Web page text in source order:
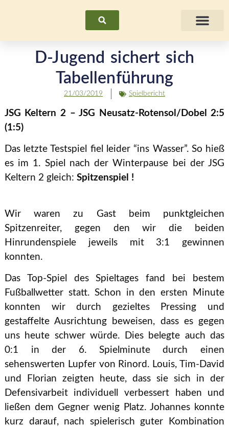
Suchen
D-Jugend sichert sich
Tabellenführung
21/03/2019 Spielbericht
JSG Keltern 2 – JSG Neusatz-Rotensol/Dobel 2:5
(1:5)
Das letzte Testspiel fiel leider “ins Wasser”. So hieß
es im 1. Spiel nach der Winterpause bei der JSG
Keltern 2 gleich: Spitzenspiel !
Wir waren zu Gast beim punktgleichen
Spitzenreiter, gegen den wir die beiden
Hinrundenspiele jeweils mit 3:1 gewinnen
konnten.
Das Top-Spiel des Spieltages fand bei bestem
Fußballwetter statt. Schon in den ersten Minute
konnten wir durch gezieltes Pressing und
gestaffelte Ausrichtung beweisen, dass es gegen
uns heute schwer würde. Dies belegte auch das
0:1 in der 6. Spielminute durch einen
sehenswerten Lupfer von Rinord. Louis, Tim-David
und Florian zeigten heute, dass sie sich in der
Defensivarbeit individuell verbessert haben und
ließen dem Gegner wenig Platz. Johannes konnte
kurz darauf, nach spielerisch guter Kombination